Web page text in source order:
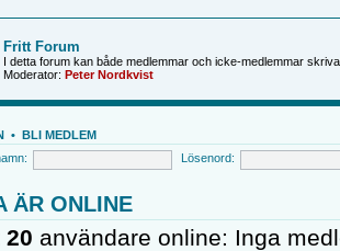
Fritt Forum
I detta forum kan både medlemmar och icke-medlemmar
Moderator: Peter Nordkvist
• BLI MEDLEM
Lösenord:
ÄR ONLINE
20 användare online: Inga